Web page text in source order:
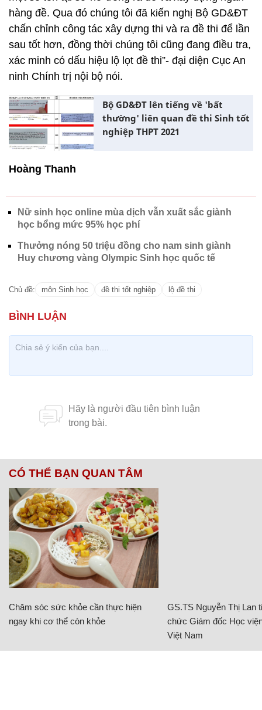
hàng đề. Qua đó chúng tôi đã kiến nghị Bộ GD&ĐT
chấn chỉnh công tác xây dựng thi và ra đề thi để lần
sau tốt hơn, đồng thời chúng tôi cũng đang điều tra,
xác minh có dấu hiệu lộ lọt đề thi”- đại diện Cục An
ninh Chính trị nội bộ nói.
Bộ GD&ĐT lên tiếng về 'bất
thường' liên quan đề thi Sinh tốt
nghiệp THPT 2021
Hoàng Thanh
Nữ sinh học online mùa dịch vẫn xuất sắc giành
học bổng mức 95% học phí
Thưởng nóng 50 triệu đồng cho nam sinh giành
Huy chương vàng Olympic Sinh học quốc tế
Chủ đề: môn Sinh học đề thi tốt nghiệp lộ đề thi
CÓ THỂ BẠN QUAN TÂM
Chăm sóc sức khỏe cần thực hiện
ngay khi cơ thể còn khỏe
GS.TS Nguyễn Thị Lan
chức Giám đốc Học
Việt Nam